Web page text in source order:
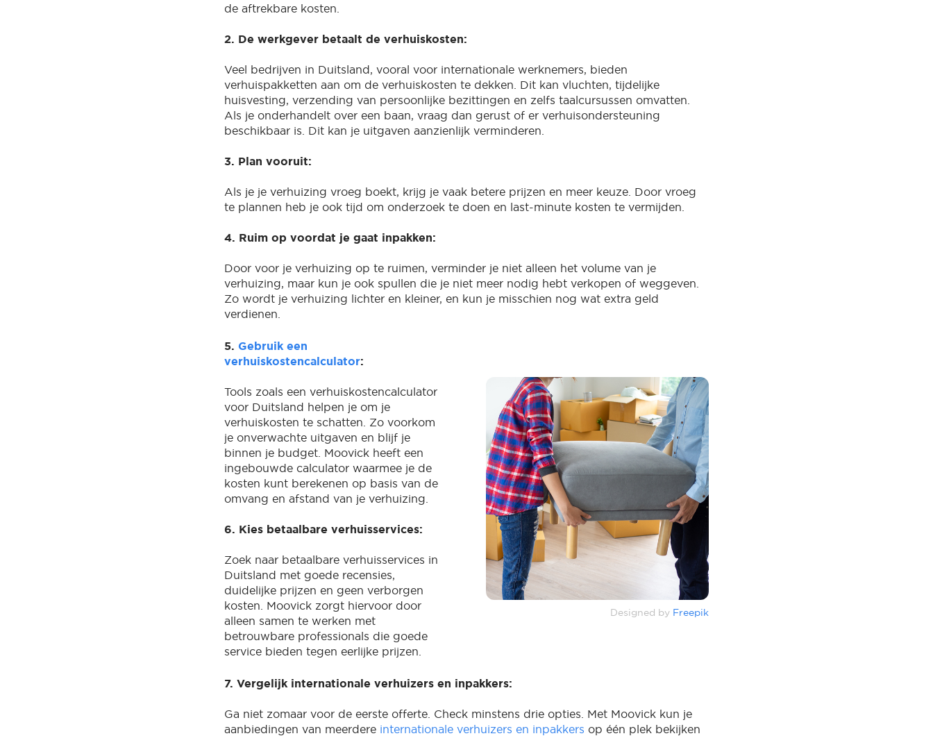
de aftrekbare kosten.
2. De werkgever betaalt de verhuiskosten:
Veel bedrijven in Duitsland, vooral voor internationale werknemers, bieden
verhuispakketten aan om de verhuiskosten te dekken. Dit kan vluchten, tijdelijke
huisvesting, verzending van persoonlijke bezittingen en zelfs taalcursussen omvatten.
Als je onderhandelt over een baan, vraag dan gerust of er verhuisondersteuning
beschikbaar is. Dit kan je uitgaven aanzienlijk verminderen.
3. Plan vooruit:
Als je je verhuizing vroeg boekt, krijg je vaak betere prijzen en meer keuze. Door vroeg
te plannen heb je ook tijd om onderzoek te doen en last-minute kosten te vermijden.
4. Ruim op voordat je gaat inpakken:
Door voor je verhuizing op te ruimen, verminder je niet alleen het volume van je
verhuizing, maar kun je ook spullen die je niet meer nodig hebt verkopen of weggeven.
Zo wordt je verhuizing lichter en kleiner, en kun je misschien nog wat extra geld
verdienen.
5. Gebruik een
verhuiskostencalculator:
Tools zoals een verhuiskostencalculator
voor Duitsland helpen je om je
verhuiskosten te schatten. Zo voorkom
je onverwachte uitgaven en blijf je
binnen je budget. Moovick heeft een
ingebouwde calculator waarmee je de
kosten kunt berekenen op basis van de
omvang en afstand van je verhuizing.
6. Kies betaalbare verhuisservices:
Zoek naar betaalbare verhuisservices in
Duitsland met goede recensies,
duidelijke prijzen en geen verborgen
kosten. Moovick zorgt hiervoor door
alleen samen te werken met
betrouwbare professionals die goede
service bieden tegen eerlijke prijzen.
Designed by Freepik
7. Vergelijk internationale verhuizers en inpakkers:
Ga niet zomaar voor de eerste offerte. Check minstens drie opties. Met Moovick kun je
aanbiedingen van meerdere internationale verhuizers en inpakkers op één plek bekijken